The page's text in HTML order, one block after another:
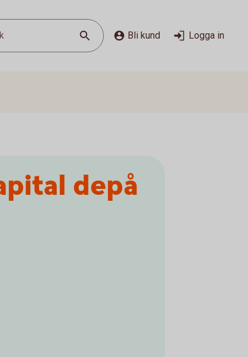
Bli kund Logga in
depå